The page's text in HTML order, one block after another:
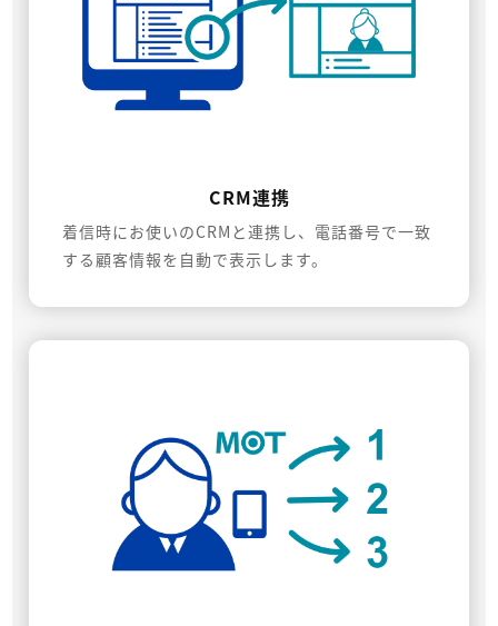
CRM連携
着信時にお使いのCRMと連携し、電話番号で一致
する顧客情報を自動で表示します。